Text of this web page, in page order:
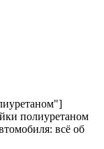
полиуретаном
всё об